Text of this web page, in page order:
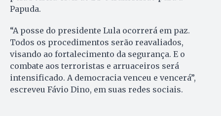
Papuda.
“A posse do presidente Lula ocorrerá em paz.
Todos os procedimentos serão reavaliados,
visando ao fortalecimento da segurança. E o
combate aos terroristas e arruaceiros será
intensificado. A democracia venceu e vencerá”,
escreveu Fávio Dino, em suas redes sociais.